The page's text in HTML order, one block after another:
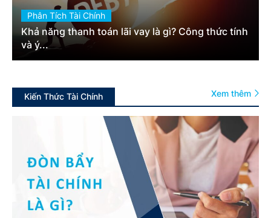
Phân Tích Tài Chính
Khả năng thanh toán lãi vay là gì? Công thức tính
và ý...
Kiến Thức Tài Chính Xem thêm